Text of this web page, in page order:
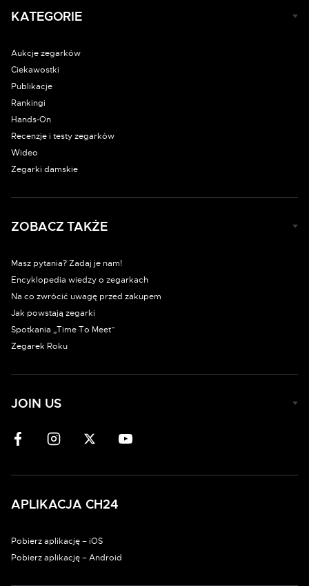
KATEGORIE
Aukcje zegarków
Ciekawostki
Publikacje
Rankingi
Hands-On
Recenzje i testy zegarków
Wideo
Zegarki damskie
ZOBACZ TAKŻE
Masz pytania? Zadaj je nam!
Encyklopedia wiedzy o zegarkach
Na co zwrócić uwagę przed zakupem
Jak powstają zegarki
Spotkania „Time To Meet”
Zegarek Roku
JOIN US
APLIKACJA CH24
Pobierz aplikację – iOS
Pobierz aplikację – Android